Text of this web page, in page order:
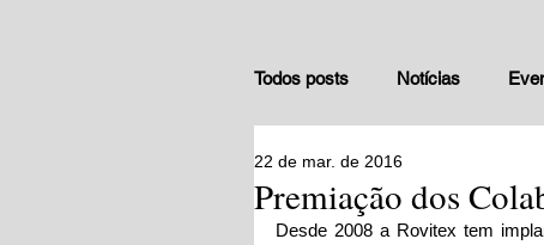
Todos posts Notícias
Depoimentos de gestores
Premiação dos
22 de mar. de 2016
Desde 2008 a Rovitex tem